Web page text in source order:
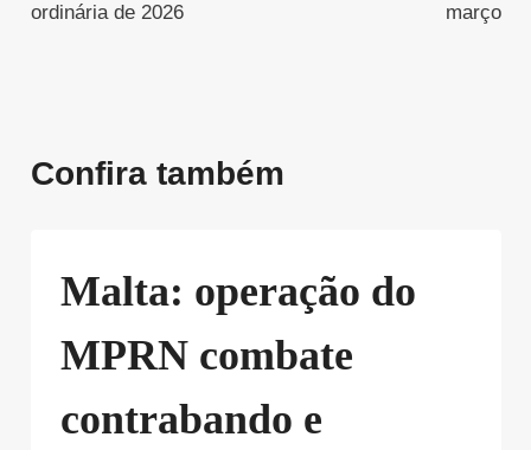
ordinária de 2026
março
Confira também
Malta: operação do
MPRN combate
contrabando e